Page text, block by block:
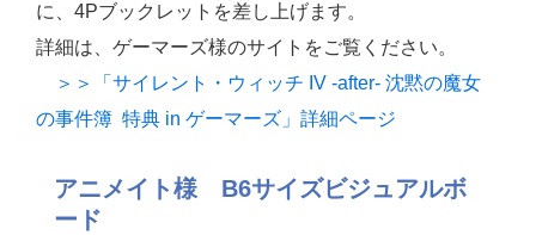
に、4Pブックレットを差し上げます。
詳細は、ゲーマーズ様のサイトをご覧ください。
＞＞「サイレント・ウィッチ IV -after- 沈黙の魔女
の事件簿 特典 in ゲーマーズ」詳細ページ
アニメイト様 B6サイズビジュアルボ
ード